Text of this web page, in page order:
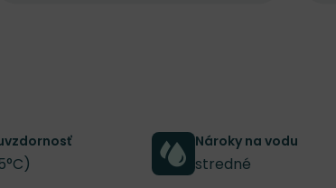
Nároky na vodu
stredné